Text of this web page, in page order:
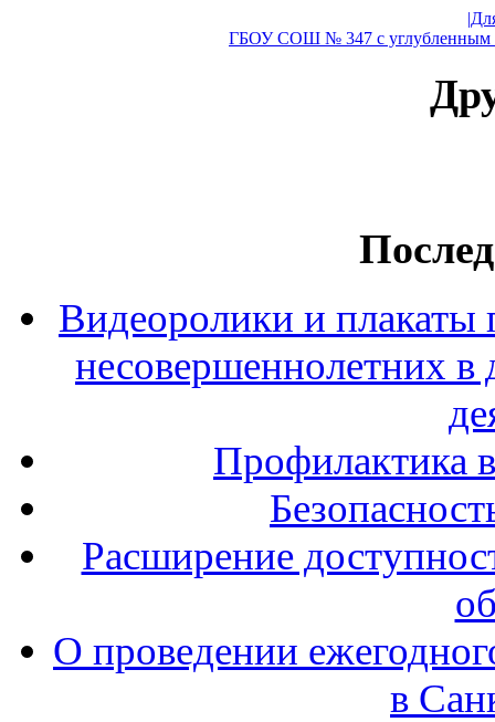
ГБОУ СОШ № 347 с углубленным
Видеоролики и плакаты
несовершеннолетних в
Профилактика
Расширение
О проведении
в